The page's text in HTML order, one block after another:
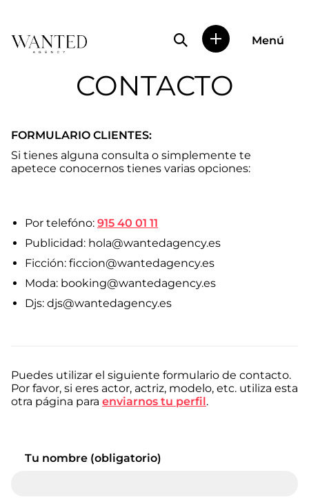
de
representación
de
actores
Madrid.
Más
diez
años
proporcionando
trabajo
internacional
a
modelos,
Búsqueda deMenú
CONTACTO
FORMULARIO CLIENTES:
Si tienes alguna consulta o simplemente te
apetece conocernos tienes varias opciones:
Por telefóno: 915 40 01 11
Publicidad: hola@wantedagency.es
Ficción: ficcion@wantedagency.es
Moda: booking@wantedagency.es
Djs: djs@wantedagency.es
Puedes utilizar el siguiente formulario de contacto.
Por favor, si eres actor, actriz, modelo, etc. utiliza esta
otra página para enviarnos tu perfil.
Tu nombre (obligatorio)